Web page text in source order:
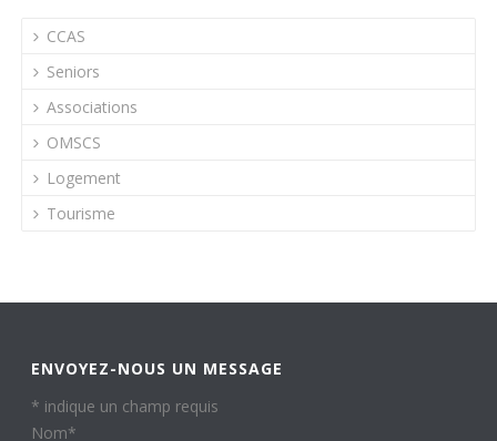
CCAS
Seniors
Associations
OMSCS
Logement
Tourisme
ENVOYEZ-NOUS UN MESSAGE
* indique un champ requis
Nom*